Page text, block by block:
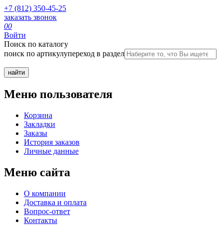
+7 (812) 350-45-25
заказать звонок
00
Войти
Поиск по каталогу
поиск по артикулупереход в раздел
Меню пользователя
Корзина
Закладки
Заказы
История заказов
Личные данные
Меню сайта
О компании
Доставка и оплата
Вопрос-ответ
Контакты